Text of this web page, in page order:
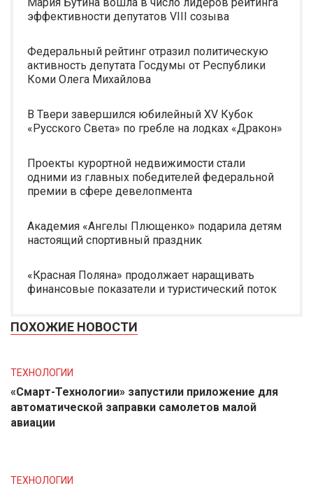
эффективности депутатов VIII созыва
Федеральный рейтинг отразил политическую
активность депутата Госдумы от Республики
Коми Олега Михайлова
В Твери завершился юбилейный XV Кубок
«Русского Света» по гребле на лодках «Дракон»
Проекты курортной недвижимости стали
одними из главных победителей федеральной
премии в сфере девелопмента
Академия «Ангелы Плющенко» подарила детям
настоящий спортивный праздник
«Красная Поляна» продолжает наращивать
финансовые показатели и туристический поток
ПОХОЖИЕ НОВОСТИ
ТЕХНОЛОГИИ
«Смарт-Технологии» запустили приложение для
автоматической заправки самолетов малой
авиации
ТЕХНОЛОГИИ